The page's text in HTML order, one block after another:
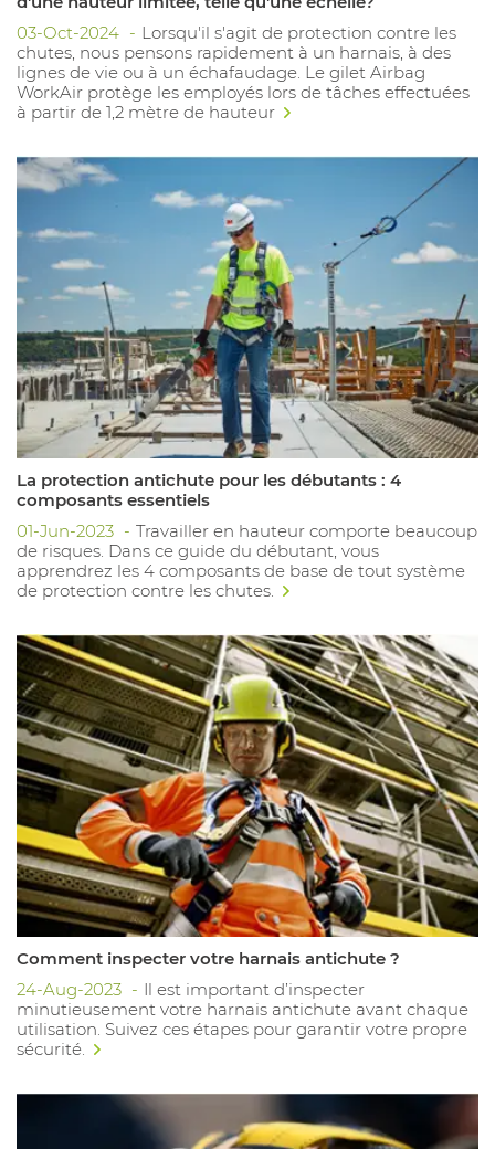
03-Oct-2024
Lorsqu'il s'agit de protection contre les
chutes, nous pensons rapidement à un harnais, à des
lignes de vie ou à un échafaudage. Le gilet Airbag
WorkAir protège les employés lors de tâches effectuées
à partir de 1,2 mètre de hauteur
La protection antichute pour les débutants : 4
composants essentiels
01-Jun-2023
Travailler en hauteur comporte beaucoup
de risques. Dans ce guide du débutant, vous
apprendrez les 4 composants de base de tout système
de protection contre les chutes.
Comment inspecter votre harnais antichute ?
24-Aug-2023
Il est important d’inspecter
minutieusement votre harnais antichute avant chaque
utilisation. Suivez ces étapes pour garantir votre propre
sécurité.